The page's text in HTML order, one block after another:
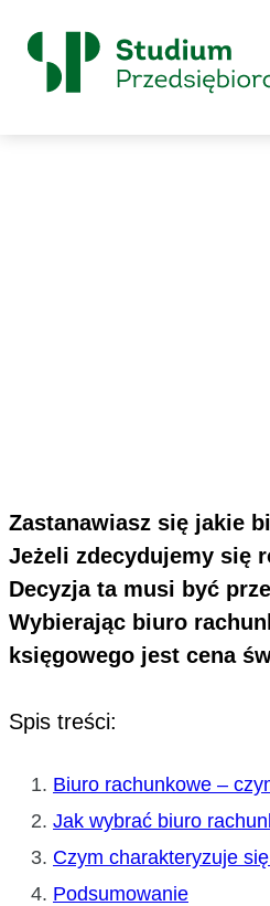
Skip to content
Główne
Logo
Zastanawiasz się jakie
Jeżeli zdecydujemy się
Decyzja ta musi być
Wybierając biuro
księgowego jest cena
Spis treści:
Biuro rachunkowe –
Jak wybrać biuro
Czym charakteryzuje
Podsumowanie